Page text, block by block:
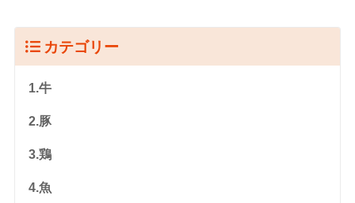
カテゴリー
1.牛
2.豚
3.鶏
4.魚